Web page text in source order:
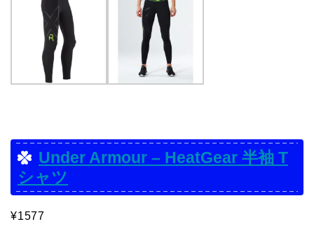
Under Armour – HeatGear 半袖 T
シャツ
¥1577